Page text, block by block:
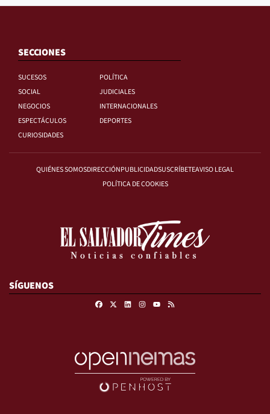
SECCIONES
SUCESOS
POLÍTICA
SOCIAL
JUDICIALES
NEGOCIOS
INTERNACIONALES
ESPECTÁCULOS
DEPORTES
CURIOSIDADES
QUIÉNES SOMOSDIRECCIÓNPUBLICIDADSUSCRÍBETEAVISO LEGAL
POLÍTICA DE COOKIES
SÍGUENOS
FacebookLinkedinInstagram